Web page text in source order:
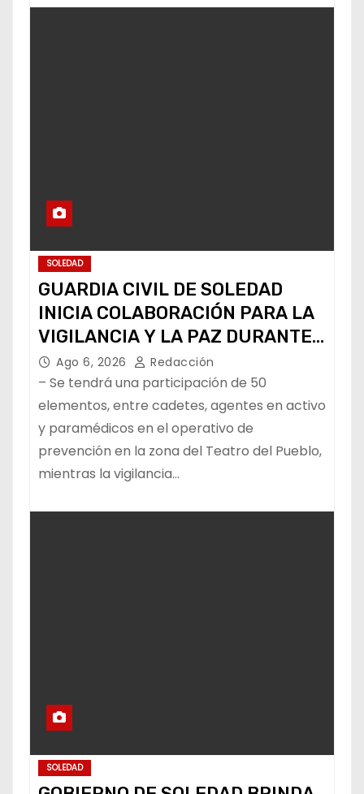
SOLEDAD
GUARDIA CIVIL DE SOLEDAD
INICIA COLABORACIÓN PARA LA
VIGILANCIA Y LA PAZ DURANTE
LA FENAPO
Ago 6, 2026 Redacción
– Se tendrá una participación de 50
elementos, entre cadetes, agentes en activo
y paramédicos en el operativo de
prevención en la zona del Teatro del Pueblo,
mientras la vigilancia…
SOLEDAD